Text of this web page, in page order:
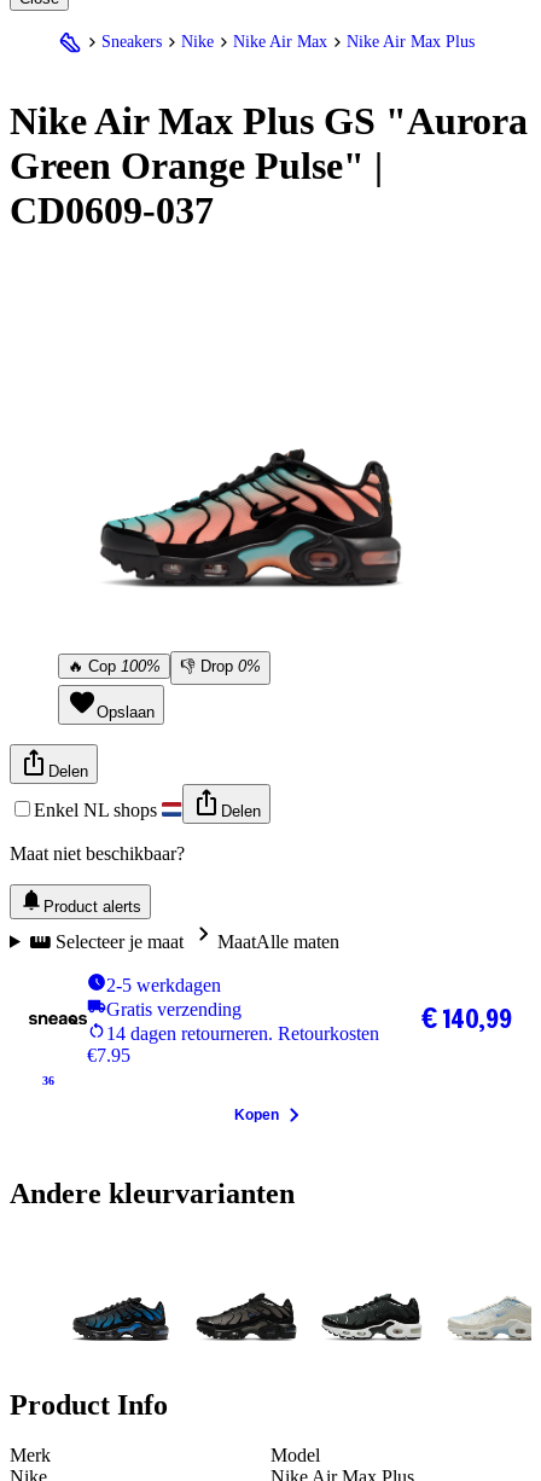
Sneakers Nike Nike Air Max Nike Air Max Plus
NikeAir Max Plus GS "Aurora
Green Orange Pulse" |
CD0609-037
🔥 Cop 100% 👎 Drop 0%
Opslaan
Delen
Enkel NL shops Delen
Maat niet beschikbaar?
Product alerts
Selecteer je maat MaatAlle maten
2-5 werkdagen
Gratis verzending
14 dagen retourneren. Retourkosten
€7.95
36
€ 140,99
Kopen
Andere kleurvarianten
Product Info
Merk
Model